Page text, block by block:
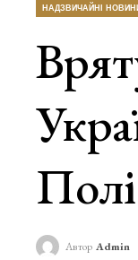
НАДЗВИЧАЙНІ
Автор Admin